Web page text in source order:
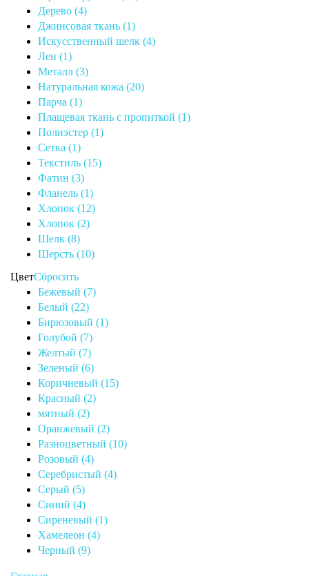
Дерево (4)
Джинсовая ткань (1)
Искусственный шелк (4)
Лен (1)
Металл (3)
Натуральная кожа (20)
Парча (1)
Плащевая ткань с пропиткой (1)
Полиэстер (1)
Сетка (1)
Текстиль (15)
Фатин (3)
Фланель (1)
Хлопок (12)
Хлопок (2)
Шелк (8)
Шерсть (10)
ЦветСбросить
Бежевый (7)
Белый (22)
Бирюзовый (1)
Голубой (7)
Желтый (7)
Зеленый (6)
Коричневый (15)
Красный (2)
мятный (2)
Оранжевый (2)
Разноцветный (10)
Розовый (4)
Серебристый (4)
Серый (5)
Синий (4)
Сиреневый (1)
Хамелеон (4)
Черный (9)